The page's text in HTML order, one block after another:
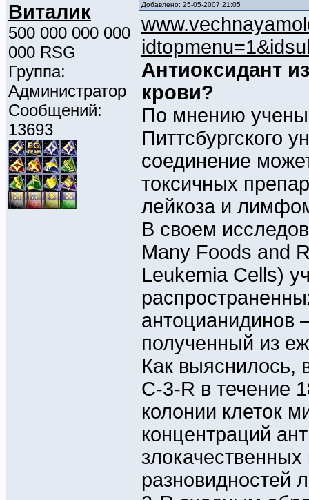
Виталик
500 000 000 000
000 RSG
Группа:
Администратор
Сообщений:
13693
Добавлено: 25-05-2007 21:05
Антиоксидант
крови?
По мнению
Питтсбургского
соединение
токсичных
лейкоза и
В своем
Many Foods and
Leukemia Cells)
антоцианидинов
полученный из
Как выяснилось,
C-3-R в течение
колонии клеток
концентраций
разновидностей